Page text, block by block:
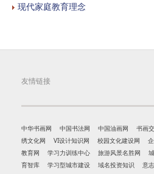
现代家庭教育理念
友情链接
中华书画网 中国书法网 中国油画网 书画
绣文化网
VI设计知识网 校园文化建设网
教育网
学习力训练中心 旅游风景名胜网
育智库
学习型城市建设 域名投资知识 意